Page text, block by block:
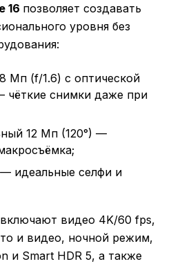
16 позволяет создавать
уровня без
Мп (f/1.6) с оптической
чёткие снимки даже при
12 Мп (120°) —
идеальные селфи и
видео 4K/60 fps,
и видео, ночной режим,
и Smart HDR 5, а также